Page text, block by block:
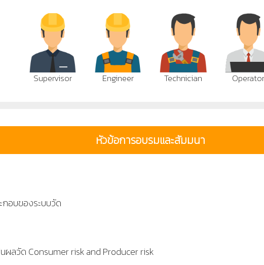
Supervisor Engineer Technician
หัวข้อการอบรมและสัมมนา
กอบของระบบวัด
ผลวัด Consumer risk and Producer risk